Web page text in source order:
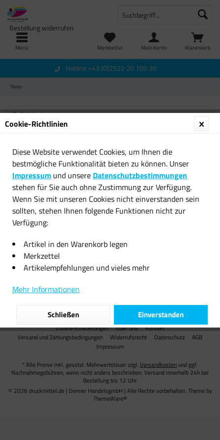
Menü Warenkorb
Merkzettel
Bestellung widerrufen
Mein Konto
Hotline +43 (0)2522 20 100 30
Sharp
Newsletter
Service Hotline
Shop Service
Versand
Cookie-Einstellungen Über uns
Kontakt
Versand und Zahlungsbedingungen
Widerrufsrecht Datenschutz
AGB
Impressum
* Alle Preise inkl. gesetzl. Mehrwertsteuer zzgl. Versandkosten und ggf.
Nachnahmegebühren, wenn nicht anders beschrieben. Versand innerhalb 24h bei
Bestellung bis 12 Uhr.
© 2026 druckmittel.de | Denner HandelsgmbH | Alle Rechte vorbehalten. Theme by
ThemeWare®
Cookie-Richtlinien
Diese Website verwendet Cookies, um Ihnen die
bestmögliche Funktionalität bieten zu können. Unser
Impressum und unsere Datenschutzbestimmungen
stehen für Sie auch ohne Zustimmung zur Verfügung.
Wenn Sie mit unseren Cookies nicht einverstanden sein
sollten, stehen Ihnen folgende Funktionen nicht zur
Verfügung:
Artikel in den Warenkorb legen
Merkzettel
Artikelempfehlungen und vieles mehr
Mehr Informationen
Einverstanden
Schließen